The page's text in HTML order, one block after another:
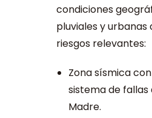
condiciones
pluviales y urbanas
riesgos relevantes:
Zona sísmica
sistema de fallas
Madre.